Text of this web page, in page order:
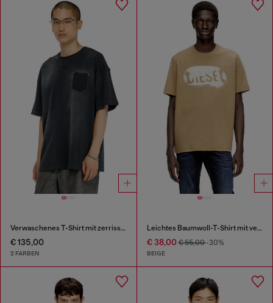
Verwaschenes T-Shirt mit zerrissener Brusttasche
€ 135,00
2 FARBEN
Leichtes Baumwoll-T-Shirt mit verblasstem Logo
€ 38,00€ 55,00-30%
BEIGE